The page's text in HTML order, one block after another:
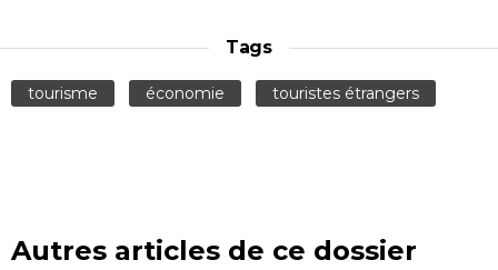
Tags
tourisme économie touristes étrangers
Autres articles de ce dossier